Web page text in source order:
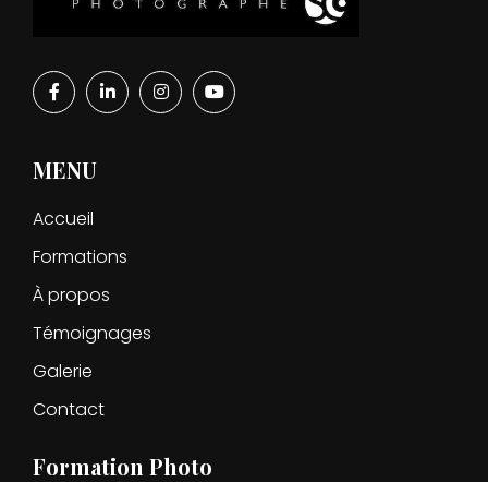
MENU
Accueil
Formations
À propos
Témoignages
Galerie
Contact
Formation Photo